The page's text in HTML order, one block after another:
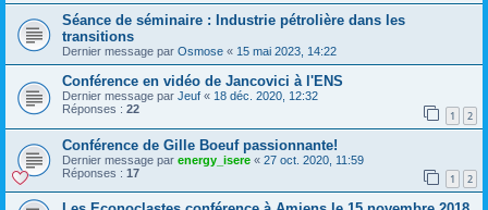
Séance de séminaire : Industrie pétrolière dans les
transitions
Dernier message par Osmose « 15 mai 2023, 14:22
Conférence en vidéo de Jancovici à l'ENS
Dernier message par Jeuf « 18 déc. 2020, 12:32
Réponses : 22 1 2
Conférence de Gille Boeuf passionnante!
Dernier message par energy_isere « 27 oct. 2020, 11:59
Réponses : 17 1 2